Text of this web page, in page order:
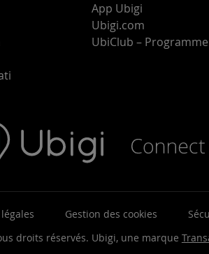
App Ubigi
Ubigi.com
UbiClub –
Gestion des cookies
droits réservés. Ubigi, une marque